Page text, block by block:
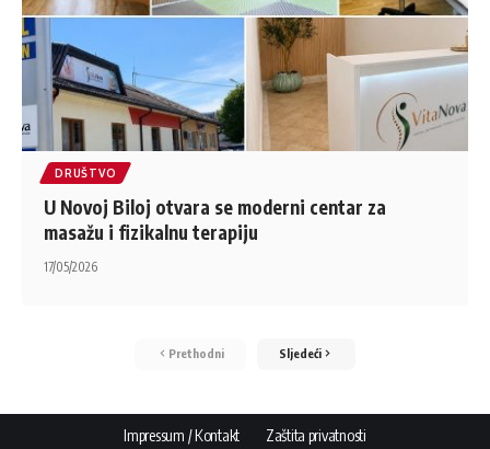
DRUŠTVO
U Novoj Biloj otvara se moderni centar za
masažu i fizikalnu terapiju
17/05/2026
Prethodni Sljedeći
Impressum / Kontakt Zaštita privatnosti